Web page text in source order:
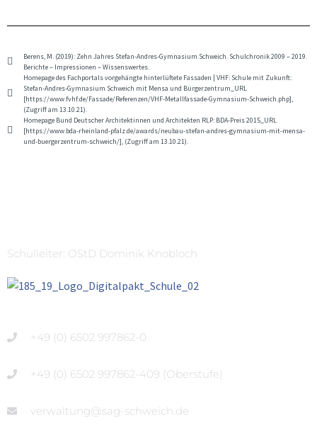
Berens, M. (2019): Zehn Jahres Stefan-Andres-Gymnasium Schweich. Schulchronik 2009 – 2019.
Berichte – Impressionen – Wissenswertes.
Homepage des Fachportals vorgehängte hinterlüftete Fassaden | VHF: Schule mit Zukunft:
Stefan-Andres-Gymnasium Schweich mit Mensa und Bürgerzentrum_URL
[https://www.fvhf.de/Fassade/Referenzen/VHF-Metallfassade-Gymnasium-Schweich.php],
(Zugriff am 13.10.21).
Homepage Bund Deutscher Architektinnen und Architekten RLP: BDA-Preis 2015_URL
[https://www.bda-rheinland-pfalz.de/awards/neubau-stefan-andres-gymnasium-mit-mensa-
und-buergerzentrum-schweich/], (Zugriff am 13.10.21).
Schulleiter: OStD Dominik Knobloch
+49 (0) 6502 997862-0
+49 (0) 6502 997862-409 (Oberstufe)
verwaltung@sag-schweich.de